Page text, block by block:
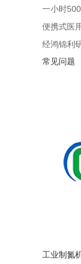
一小时
便携式医
经鸿锦利
常见问题
工业制氮